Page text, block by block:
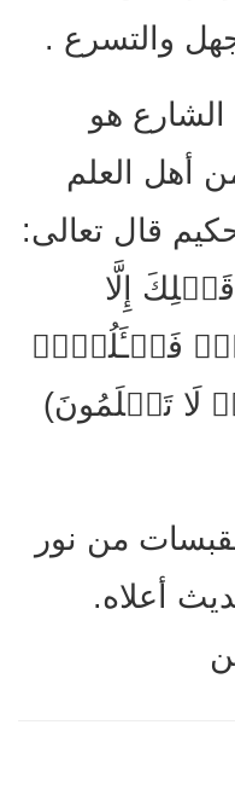
والتسرع .
الشارع هو
أهل العلم
قال تعالى:
إِلَّا
فَسۡـَٔلُوۤا۟
لَا تَعۡلَمُونَ)
من نور
أعلاه.